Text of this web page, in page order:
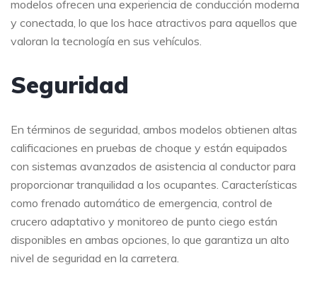
modelos ofrecen una experiencia de conducción moderna
y conectada, lo que los hace atractivos para aquellos que
valoran la tecnología en sus vehículos.
Seguridad
En términos de seguridad, ambos modelos obtienen altas
calificaciones en pruebas de choque y están equipados
con sistemas avanzados de asistencia al conductor para
proporcionar tranquilidad a los ocupantes. Características
como frenado automático de emergencia, control de
crucero adaptativo y monitoreo de punto ciego están
disponibles en ambas opciones, lo que garantiza un alto
nivel de seguridad en la carretera.